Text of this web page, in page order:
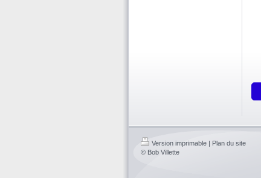
Version imprimable | Plan du site
© Bob Villette